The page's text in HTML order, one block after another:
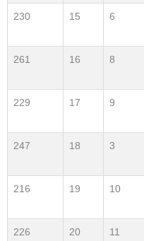
230 15 6
261 16 8
229 17 9
247 18 3
216 19 10
226 20 11